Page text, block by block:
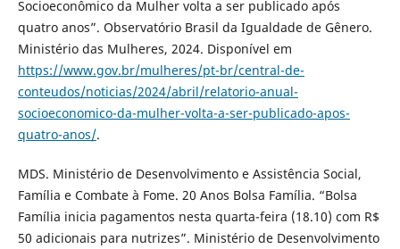
Socioeconômico da Mulher volta a ser publicado após
quatro anos”. Observatório Brasil da Igualdade de Gênero.
Ministério das Mulheres, 2024. Disponível em
https://www.gov.br/mulheres/pt-br/central-de-
conteudos/noticias/2024/abril/relatorio-anual-
socioeconomico-da-mulher-volta-a-ser-publicado-apos-
quatro-anos/.
MDS. Ministério de Desenvolvimento e Assistência Social,
Família e Combate à Fome. 20 Anos Bolsa Família. “Bolsa
Família inicia pagamentos nesta quarta-feira (18.10) com R$
50 adicionais para nutrizes”. Ministério de Desenvolvimento